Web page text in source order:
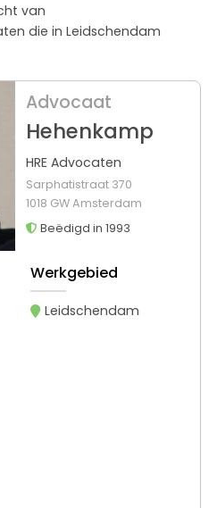
van
die in Leidschendam
Advocaat
Hehenkamp
HRE Advocaten
Sarphatistraat 370
1018 GW Amsterdam
Beëdigd in 1993
Werkgebied
Leidschendam